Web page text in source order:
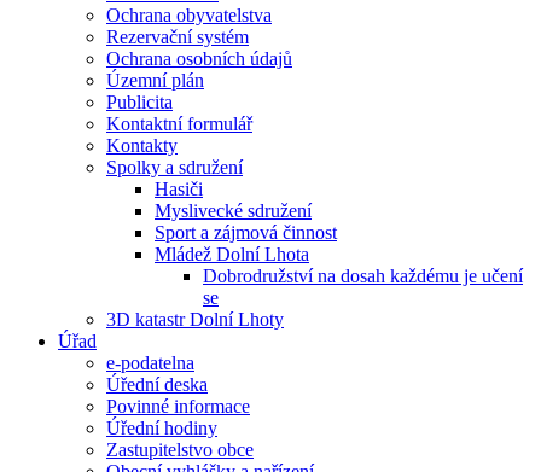
Ochrana obyvatelstva
Rezervační systém
Ochrana osobních údajů
Územní plán
Publicita
Kontaktní formulář
Kontakty
Spolky a sdružení
Hasiči
Myslivecké sdružení
Sport a zájmová činnost
Mládež Dolní Lhota
Dobrodružství na dosah každému je učení
se
3D katastr Dolní Lhoty
Úřad
e-podatelna
Úřední deska
Povinné informace
Úřední hodiny
Zastupitelstvo obce